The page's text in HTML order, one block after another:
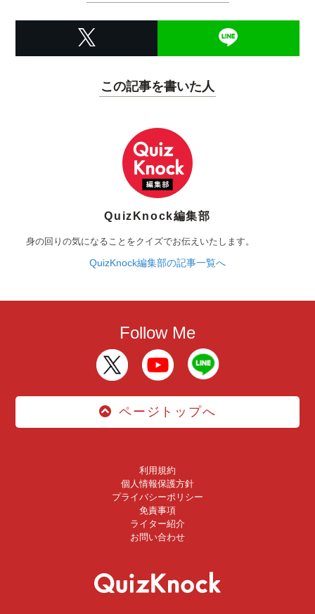
この記事を書いた人
QuizKnock編集部
身の回りの気になることをクイズでお伝えいたします。
QuizKnock編集部の記事一覧へ
Follow Me
ページトップへ
利用規約
個人情報保護方針
プライバシーポリシー
免責事項
ライター紹介
お問い合わせ